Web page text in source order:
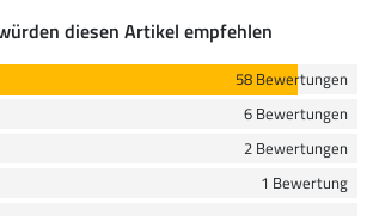
diesen Artikel empfehlen
58 Bewertungen
6 Bewertungen
2 Bewertungen
1 Bewertung